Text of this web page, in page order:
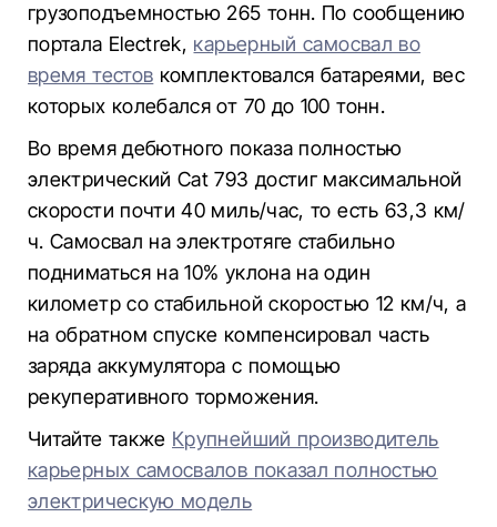
грузоподъемностью 265 тонн. По сообщению
портала Electrek, карьерный самосвал во
время тестов комплектовался батареями, вес
которых колебался от 70 до 100 тонн.
Во время дебютного показа полностью
электрический Cat 793 достиг максимальной
скорости почти 40 миль/час, то есть 63,3 км/
ч. Самосвал на электротяге стабильно
подниматься на 10% уклона на один
километр со стабильной скоростью 12 км/ч, а
на обратном спуске компенсировал часть
заряда аккумулятора с помощью
рекуперативного торможения.
Читайте также Крупнейший производитель
карьерных самосвалов показал полностью
электрическую модель